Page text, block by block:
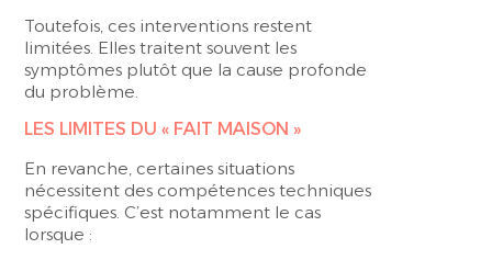
Toutefois, ces interventions restent
limitées. Elles traitent souvent les
symptômes plutôt que la cause profonde
du problème.
LES LIMITES DU « FAIT MAISON »
En revanche, certaines situations
nécessitent des compétences techniques
spécifiques. C’est notamment le cas
lorsque :